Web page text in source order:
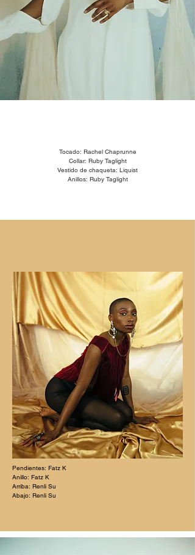
Tocado: Rachel Chaprunne
Collar: Ruby Taglight
Vestido de chaqueta: Liquist
Anillos: Ruby Taglight
Pendientes: Fatz K
Anillo: Fatz K
Arriba: Renli Su
Abajo: Renli Su